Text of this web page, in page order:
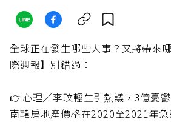
全球正在發生哪些大事？又將帶來
際週報】別錯過：
👉心理／李玟輕生引熱議，3億憂
南韓房地產價格在2020至2021年